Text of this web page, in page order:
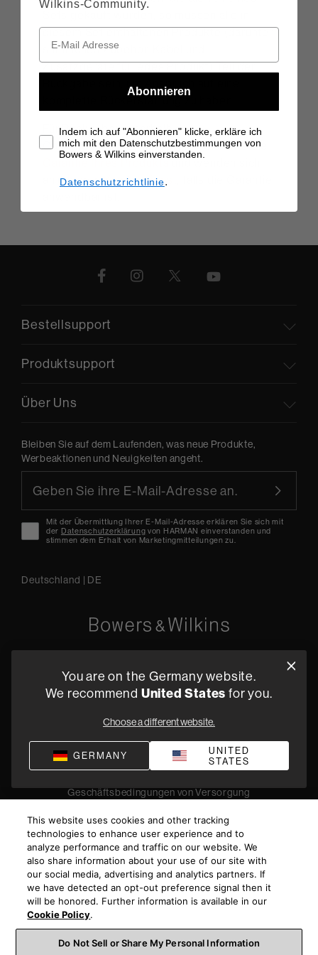
diesem Set enthaltenen Produkte (darunter
sämtliches Zubehör, Kabel und
Zusatzgeräte für jedes Produkt) Teil der
Rückgabe sein, um Anspruch auf eine
Für Rückgaben innerhalb der
Garantierichtlinien überprüfen Sie bitte die
an unserenKundendienst
Bestellsupport
Produktsupport
Über Uns
Bleiben Sie auf dem Laufenden, was neue Produkte,
Werbeaktionen und Neuigkeiten angeht.
Mit der Übermittlung Ihrer E-Mail-Adresse erklären Sie sich mit
der Datenschutzerklärung von HARMAN einverstanden und
stimmen dem Erhalt von Marketingmitteilungen zu.
Deutschland | DE
+49 (0) 2157 1373705
DatenschutzVerkaufsbedingungenImpressumCompliance
Geschäftsbedingungen von Versorgung
© 2026 Harman International Industries, Incorporated. All
rights reserved.
You are on the Germany website.
We recommend United States for you.
Choose a different website.
GERMANY
UNITED
STATES
This website uses cookies and other tracking
technologies to enhance user experience and to
analyze performance and traffic on our website. We
also share information about your use of our site with
our social media, advertising and analytics partners. If
we have detected an opt-out preference signal then it
will be honored. Further information is available in our
Cookie Policy.
Do Not Sell or Share My Personal Information
Wilkins-Community.
Abonnieren
Indem ich auf "Abonnieren" klicke, erkläre ich
mich mit den Datenschutzbestimmungen von
Bowers & Wilkins einverstanden.
Datenschutzrichtlinie.